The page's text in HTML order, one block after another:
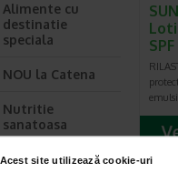
Acest site utilizează cookie-uri
Alimente cu
destinatie
speciala
NOU la Catena
Nutritie
sanatoasa
Ce Oftapic ti se